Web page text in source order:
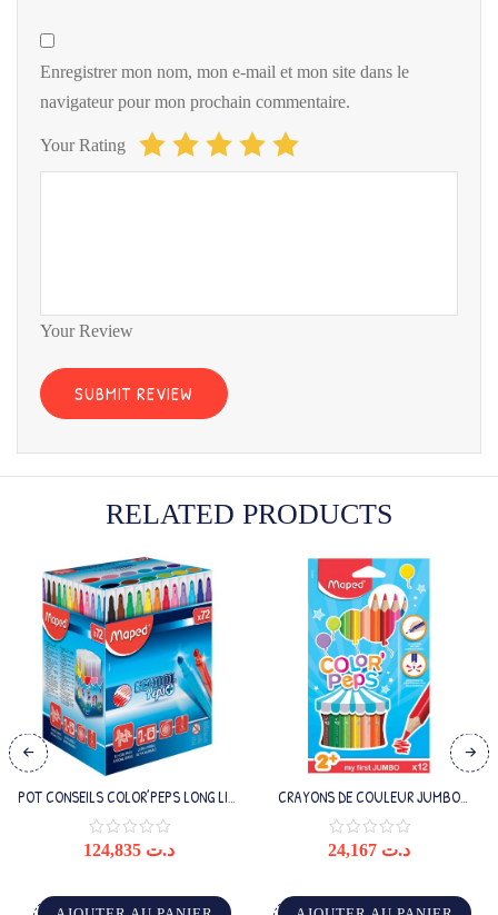
Enregistrer mon nom, mon e-mail et mon site dans le
navigateur pour mon prochain commentaire.
Your Rating
Your Review
RELATED PRODUCTS
POT CONSEILS COLOR’PEPS LONG LIFE
X72 FEUTRE
د.ت
CRAYONS DE COULEUR JUMBO
COLOR’PEPS X12
د.ت